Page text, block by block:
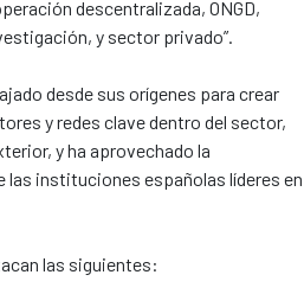
descentralizada, ONGD,
y sector privado”.
desde sus orígenes para crear
y redes clave dentro del sector,
y ha aprovechado la
las instituciones españolas líderes en
las siguientes: